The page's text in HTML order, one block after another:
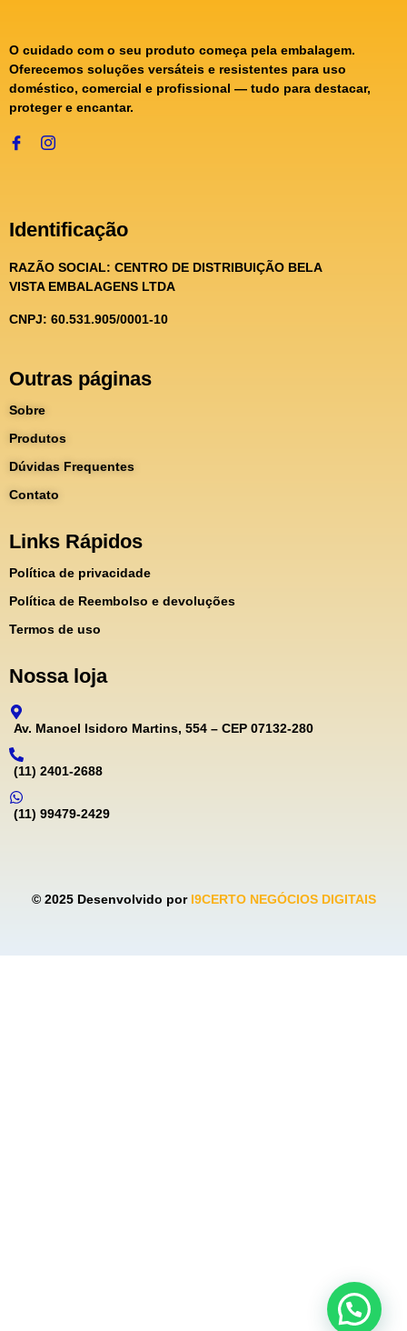
O cuidado com o seu produto começa pela embalagem.
Oferecemos soluções versáteis e resistentes para uso
doméstico, comercial e profissional — tudo para destacar,
proteger e encantar.
Identificação
RAZÃO SOCIAL: CENTRO DE DISTRIBUIÇÃO BELA
VISTA EMBALAGENS LTDA
CNPJ: 60.531.905/0001-10
Outras páginas
Sobre
Produtos
Dúvidas Frequentes
Contato
Links Rápidos
Política de privacidade
Política de Reembolso e devoluções
Termos de uso
Nossa loja
Av. Manoel Isidoro Martins, 554 – CEP 07132-280
(11) 2401-2688
(11) 99479-2429
© 2025 Desenvolvido por I9CERTO NEGÓCIOS DIGITAIS